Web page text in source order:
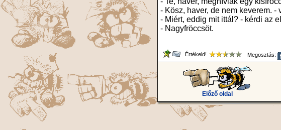
- Kösz, haver, de nem keverem. -
- Miért, eddig mit ittál? - kérdi az
- Nagyfröccsöt.
Értékeld! Megosztás:
Előző oldal